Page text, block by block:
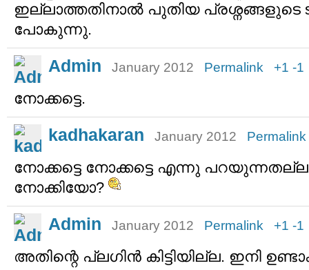
ഇല്ലാത്തതിനാല്‍ പുതിയ പ്രശ്നങ്ങളുടെ
പോകുന്നു.
Admin January 2012 Permalink +1 -1
നോക്കട്ടെ.
kadhakaran January 2012 Permalink
നോക്കട്ടെ നോക്കട്ടെ എന്നു
നോക്കിയോ?
Admin January 2012 Permalink +1 -1
അതിന്റെ പ്ലഗിന്‍ കിട്ടിയില്ല. ഇനി